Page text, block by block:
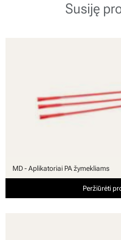
Susiję
MD - Aplikatoriai PA žymekliams
Peržiūrėti